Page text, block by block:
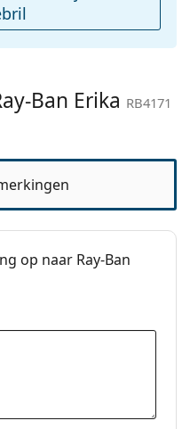
Ban Erika RB4171
op naar Ray-Ban